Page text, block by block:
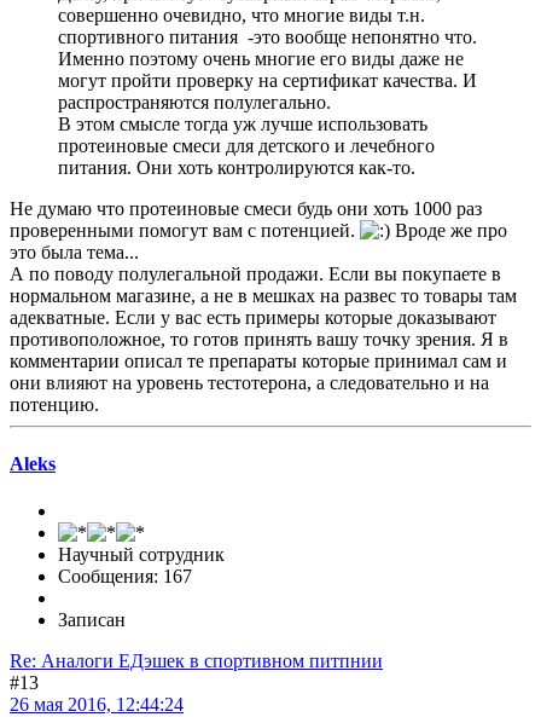
совершенно очевидно, что многие виды т.н.
спортивного питания -это вообще непонятно что.
Именно поэтому очень многие его виды даже не
могут пройти проверку на сертификат качества. И
распространяются полулегально.
В этом смысле тогда уж лучше использовать
протеиновые смеси для детского и лечебного
питания. Они хоть контролируются как-то.
Не думаю что протеиновые смеси будь они хоть 1000 раз
проверенными помогут вам с потенцией.
Вроде же про
это была тема...
А по поводу полулегальной продажи. Если вы покупаете в
нормальном магазине, а не в мешках на развес то товары там
адекватные. Если у вас есть примеры которые доказывают
противоположное, то готов принять вашу точку зрения. Я в
комментарии описал те препараты которые принимал сам и
они влияют на уровень тестотерона, а следовательно и на
потенцию.
Aleks
Научный сотрудник
Сообщения: 167
Записан
Re: Аналоги ЕДэшек в спортивном питпнии
#13
26 мая 2016, 12:44:24